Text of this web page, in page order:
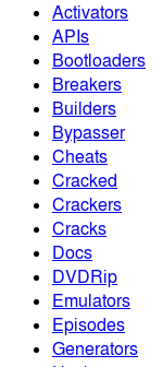
Activators
APIs
Bootloaders
Breakers
Builders
Bypasser
Cheats
Cracked
Crackers
Cracks
Docs
DVDRip
Emulators
Episodes
Generators